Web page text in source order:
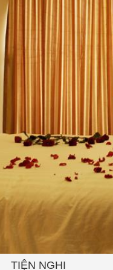
TIỆN NGHI